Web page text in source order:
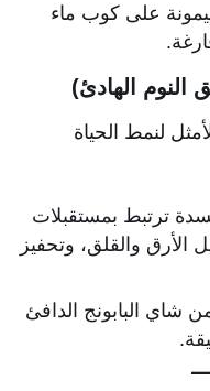
على كوب ماء
لنمط الحياة
ترتبط بمستقبلات
الأرق والقلق، وتحفيز
البابونج الدافئ